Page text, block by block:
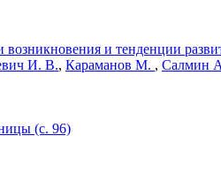
и тенденции
И. В., Караманов М. , Салмин
(с. 96)